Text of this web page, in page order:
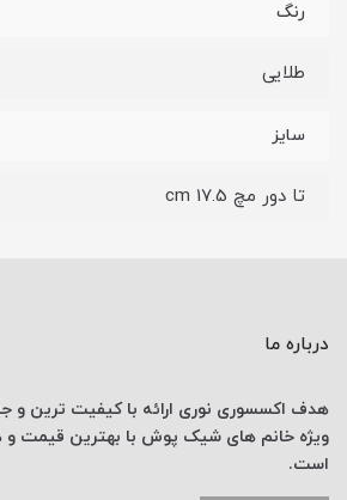
رنگ
طلایی
سایز
تا دور مچ 17.5 cm
درباره ما
هدف اکسسوری نوری ارائه با کیفیت ترین و
ویژه خانم های شیک پوش با بهترین قیمت و
است.